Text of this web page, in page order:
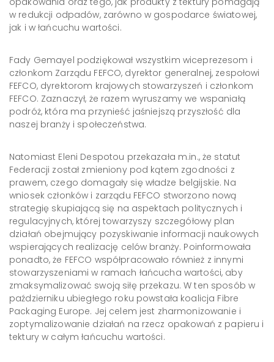
w redukcji odpadów, zarówno w gospodarce światowej,
jak i w łańcuchu wartości.
Fady Gemayel podziękował wszystkim wiceprezesom i
członkom Zarządu FEFCO, dyrektor generalnej, zespołowi
FEFCO, dyrektorom krajowych stowarzyszeń i członkom
FEFCO. Zaznaczył, że razem wyruszamy we wspaniałą
podróż, która ma przynieść jaśniejszą przyszłość dla
naszej branży i społeczeństwa.
Natomiast Eleni Despotou przekazała m.in., że statut
Federacji został zmieniony pod kątem zgodności z
prawem, czego domagały się władze belgijskie. Na
wniosek członków i zarządu FEFCO stworzono nową
strategię skupiającą się na aspektach politycznych i
regulacyjnych, której towarzyszy szczegółowy plan
działań obejmujący pozyskiwanie informacji naukowych
wspierających realizację celów branży. Poinformowała
ponadto, że FEFCO współpracowało również z innymi
stowarzyszeniami w ramach łańcucha wartości, aby
zmaksymalizować swoją siłę przekazu. W ten sposób w
październiku ubiegłego roku powstała koalicja Fibre
Packaging Europe. Jej celem jest zharmonizowanie i
zoptymalizowanie działań na rzecz opakowań z papieru i
tektury w całym łańcuchu wartości.